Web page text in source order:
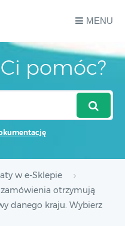
MENU
pomóc?
w e-Sklepie
otrzymują
danego kraju. Wybierz